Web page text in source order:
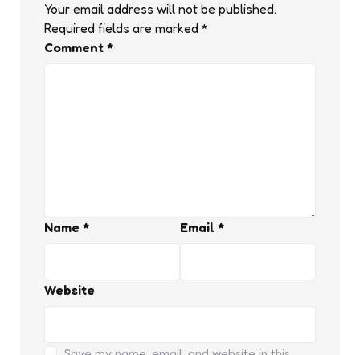
Your email address will not be published.
Required fields are marked *
Comment *
Name * Email *
Website